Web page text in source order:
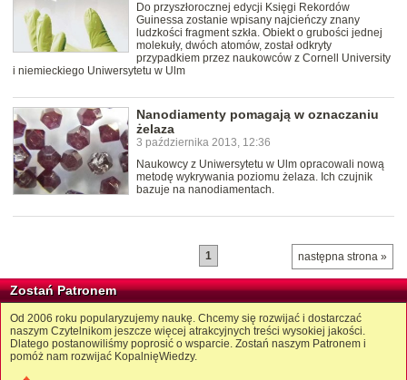
Do przyszłorocznej edycji Księgi Rekordów
Guinessa zostanie wpisany najcieńczy znany
ludzkości fragment szkła. Obiekt o grubości jednej
molekuły, dwóch atomów, został odkryty
przypadkiem przez naukowców z Cornell University
i niemieckiego Uniwersytetu w Ulm
Nanodiamenty pomagają w oznaczaniu
żelaza
3 października 2013, 12:36
Naukowcy z Uniwersytetu w Ulm opracowali nową
metodę wykrywania poziomu żelaza. Ich czujnik
bazuje na nanodiamentach.
następna strona »
1
Zostań Patronem
Od 2006 roku popularyzujemy naukę. Chcemy się rozwijać i dostarczać
naszym Czytelnikom jeszcze więcej atrakcyjnych treści wysokiej jakości.
Dlatego postanowiliśmy poprosić o wsparcie. Zostań naszym Patronem i
pomóż nam rozwijać KopalnięWiedzy.